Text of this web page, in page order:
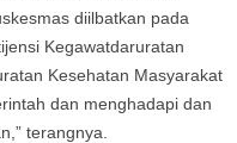
diilbatkan pada
Kegawatdaruratan
Kesehatan Masyarakat
dan menghadapi dan
terangnya.